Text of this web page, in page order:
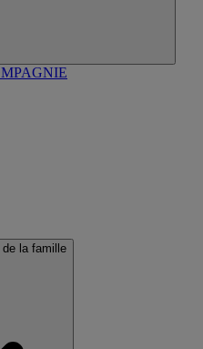
de la famille